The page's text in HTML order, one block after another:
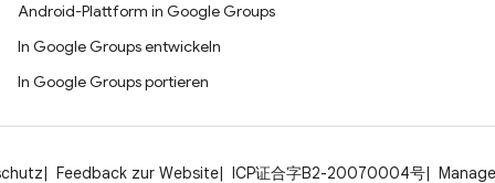
Android-Plattform in Google Groups
In Google Groups entwickeln
In Google Groups portieren
Feedback zur Website ICP证合字B2-20070004号